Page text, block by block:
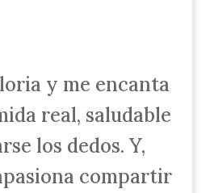
y me encanta
real, saludable
los dedos. Y,
compartir